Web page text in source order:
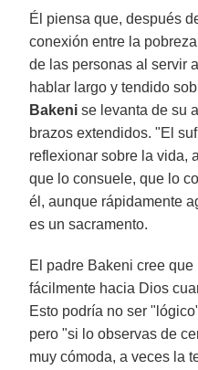
Él piensa que, después
conexión entre la
de las personas al servir
hablar largo y tendido
Bakeni se levanta de su
brazos extendidos. "El
reflexionar sobre la vida,
que lo consuele, que lo
él, aunque rápidamente
es un sacramento.
El padre Bakeni cree
fácilmente hacia Dios
Esto podría no ser
pero "si lo observas de
muy cómoda, a veces la